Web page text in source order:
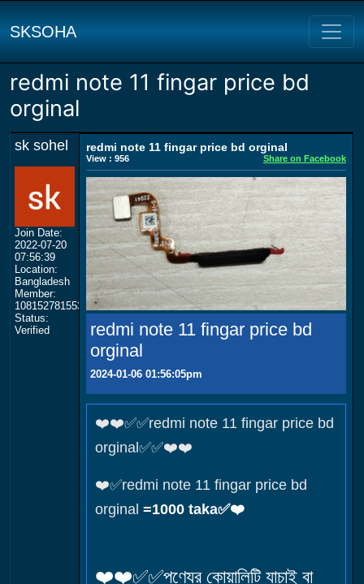
SKSOHA
redmi note 11 fingar price bd
orginal
sk sohel
Join Date:
2022-07-20
07:56:39
Location:
Bangladesh
Member:
108152781553702003801
Status:
Verified
redmi note 11 fingar price bd orginal
View : 956 Share on Facebook
redmi note 11 fingar price bd
orginal
2024-01-06 01:56:05pm
❤️❤️✅✅redmi note 11 fingar price bd
orginal✅✅❤️❤️
❤️✅redmi note 11 fingar price bd
orginal=1000 taka✅❤️
❤️❤️✅✅পণ্যের কোয়ালিটি যাচাই বা